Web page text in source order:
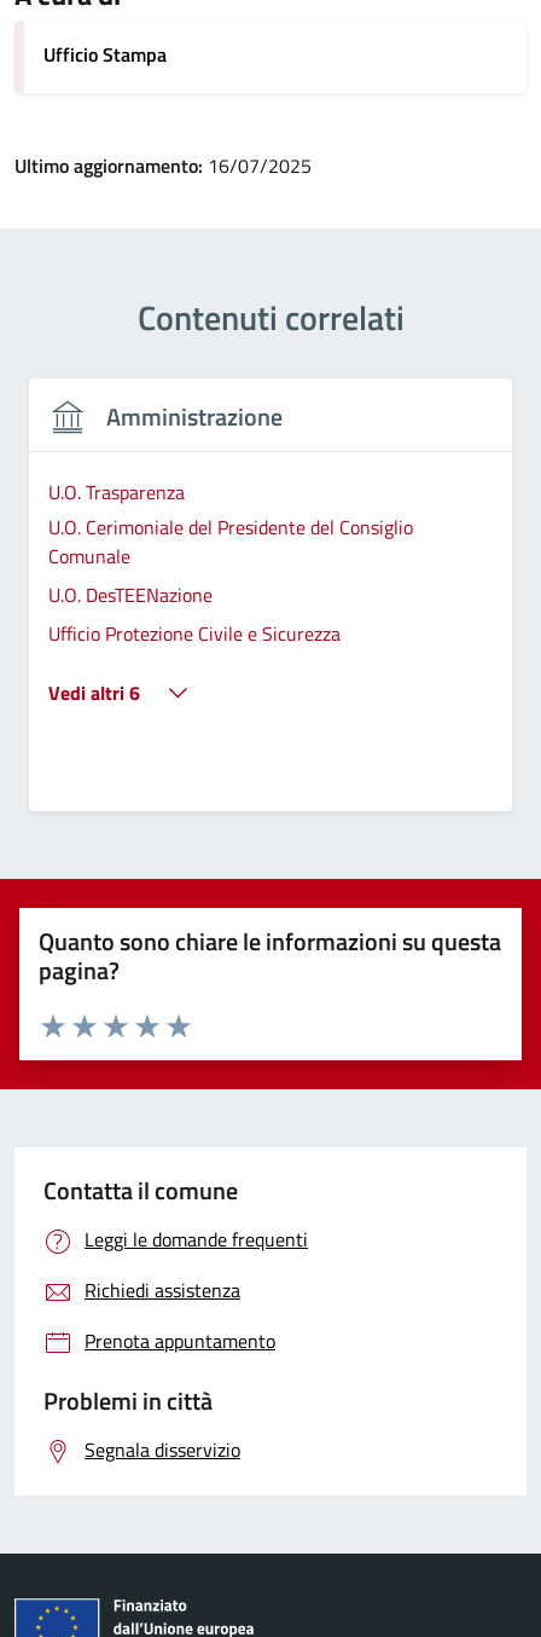
Ufficio Stampa
Ultimo aggiornamento: 16/07/2025
Contenuti correlati
Amministrazione
U.O. Trasparenza
U.O. Cerimoniale del Presidente del Consiglio
Comunale
U.O. DesTEENazione
Ufficio Protezione Civile e Sicurezza
Vedi altri 6
Quanto sono chiare le informazioni su questa
pagina?
Valuta 5 stelle su 5
Valuta 4 stelle su 5
Valuta 3 stelle su 5
Valuta 2 stelle su 5
Valuta 1 stelle su 5
Contatta il comune
Leggi le domande frequenti
Richiedi assistenza
Prenota appuntamento
Problemi in città
Segnala disservizio